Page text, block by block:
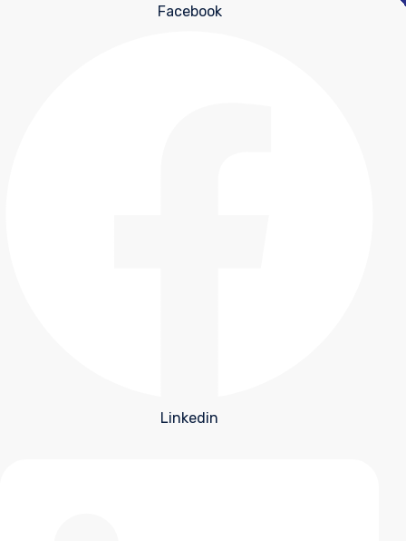
Facebook
Linkedin